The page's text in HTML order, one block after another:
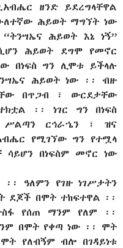
ዘንድ ይደረግላቸዋል
ሕይወት ማግኘት ነው
ሕይወት እኔ ነኝ”
ሕይወት ደግሞ የመኖር
በነፍስ ግን ሊሞቱ ይችላሉ
ሕይወት ነው ፡፡ ብዙ
በጥጋብ ፣ ውርደታቸው
፡፡ ነገር ግን በነፍስ
ሥልጣን ርኅራኄን ፣ ዝና
የሚገኘው ግን የተሟላ
በነፍስም መኖር ነው
ዓለምን የገዙ ነገሥታትን
ደጆች በሞት ተከፍተዋል ፡፡
የሰጠ ማንም የለም ፡፡
በሞት የቀጣ ነው ፡፡ ሞት
የለብኝም ብሎ በገዳይነቱ